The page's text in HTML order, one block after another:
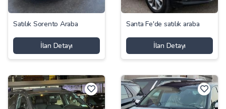
Satılık Sorento Araba
İlan Detayı
Santa Fe'de satılık araba
İlan Detayı